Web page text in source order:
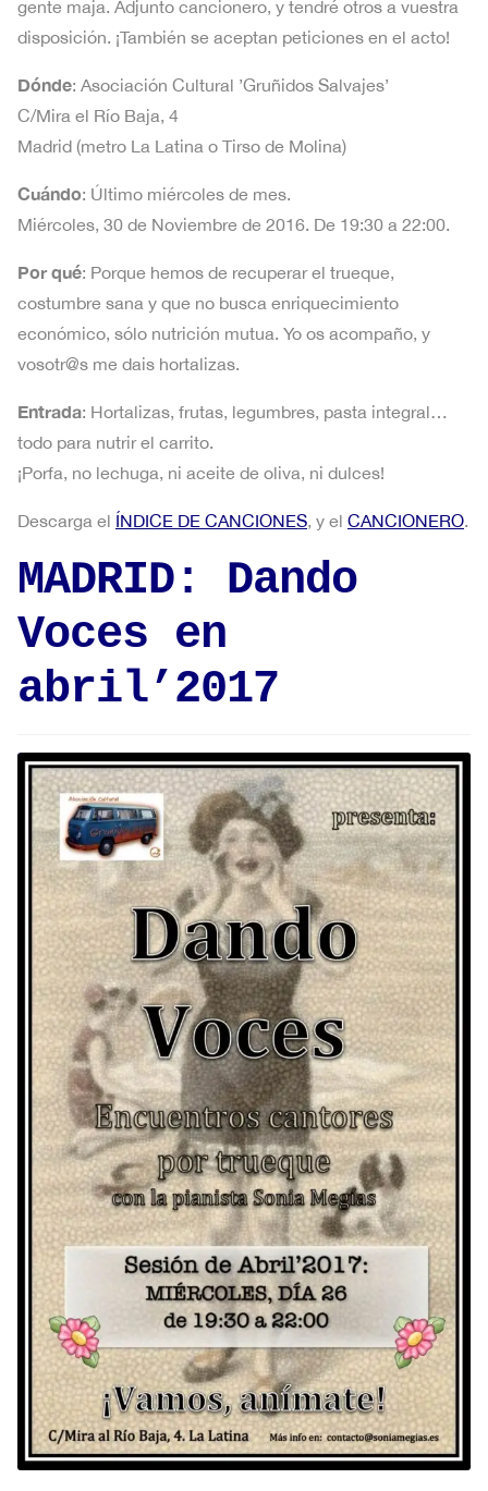
gente maja. Adjunto cancionero, y tendré otros a vuestra
disposición. ¡También se aceptan peticiones en el acto!
Dónde: Asociación Cultural ’Gruñidos Salvajes’
C/Mira el Río Baja, 4
Madrid (metro La Latina o Tirso de Molina)
Cuándo: Último miércoles de mes.
Miércoles, 30 de Noviembre de 2016. De 19:30 a 22:00.
Por qué: Porque hemos de recuperar el trueque,
costumbre sana y que no busca enriquecimiento
económico, sólo nutrición mutua. Yo os acompaño, y
vosotr@s me dais hortalizas.
Entrada: Hortalizas, frutas, legumbres, pasta integral…
todo para nutrir el carrito.
¡Porfa, no lechuga, ni aceite de oliva, ni dulces!
Descarga el ÍNDICE DE CANCIONES, y el CANCIONERO.
MADRID: Dando
Voces en
abril’2017